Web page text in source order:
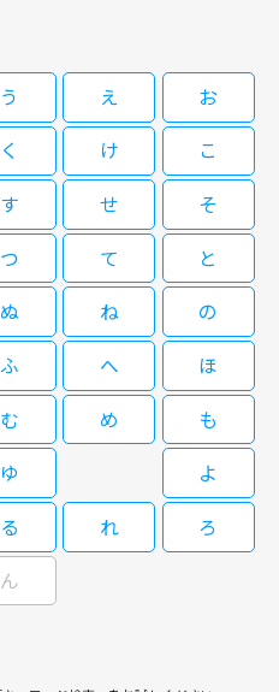
大学に入学するが、大学寮で後
初は対立を繰り返したが、次第に仲良
としての高い能力を学部長のマダ
受けつつ、差別されている動物たちを
国”が舞台の演劇「ウィキッド」を映
カデミー賞で２部門に輝いたミュージ
作「オズの魔法使」の原作として
魔法使い」と、その世界観を共有した
」。これを壮大なスケールで映画化
合計興収が７億ドルを突破する大ヒッ
力によって高い評価を受けているＣ・
・グランデの華やかな顔合わせが最大
の後編「ウィキッド 永遠の約束」は
ズ大学に入学するが、大学寮で後
ダと同室になる。内気なエルファバと
初は対立を繰り返したが、次第に仲良
女としての高い能力を学部長のマダ
受けつつ、差別されている動物たちを
じる
う え
お
く け
こ
す せ
そ
つ て
と
ぬ ね
の
ふ へ
ほ
む め
も
ゆ
よ
る れ
ろ
ん